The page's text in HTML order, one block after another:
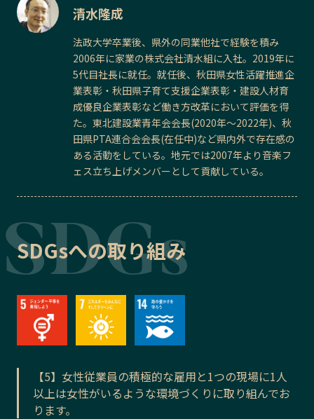
清水隆成
法政大学卒業後、県外の同業他社で経験を積み
2006年に家業の株式会社清水組に入社。2019年に
5代目社長に就任。就任後、秋田県女性活躍推進企
業表彰・秋田県子育て支援企業表彰・建設人材育
成優良企業表彰など働き方改革において評価を得
た。東北建設業青年会会長(2020年～2022年)、秋
田県PTA連合会会長(在任中)など県内外で存在感の
ある活動をしている。地元では2007年より音楽フ
ェス立ち上げメンバーとして貢献している。
SDGsへの取り組み
【5】女性従業員の積極的な雇用と1つの現場に1人
以上は女性がいるような環境づくりに取り組んでお
ります。